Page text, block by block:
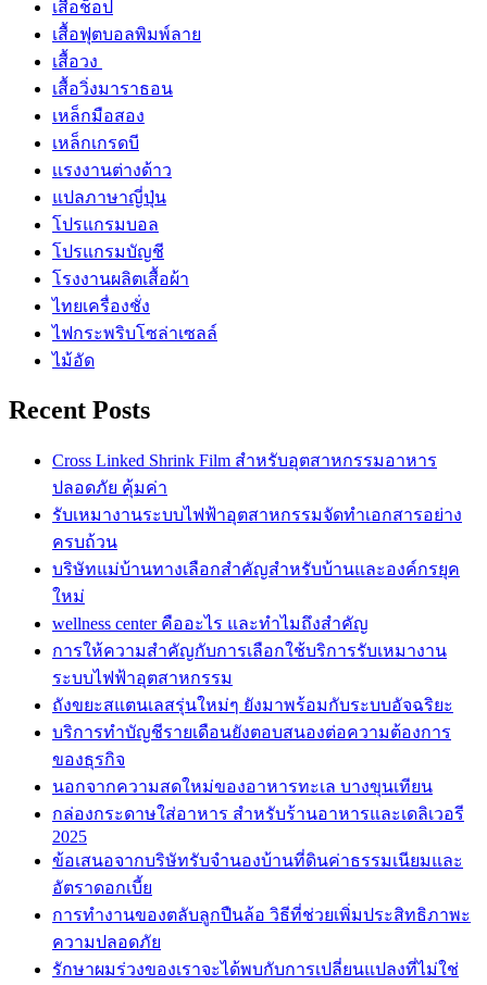
เสื้อช็อป
เสื้อฟุตบอลพิมพ์ลาย
เสื้อวง
เสื้อวิ่งมาราธอน
เหล็กมือสอง
เหล็กเกรดบี
เเรงงานต่างด้าว
แปลภาษาญี่ปุ่น
โปรแกรมบอล
โปรแกรมบัญชี
โรงงานผลิตเสื้อผ้า
ไทยเครื่องชั่ง
ไฟกระพริบโซล่าเซลล์
ไม้อัด
Recent Posts
Cross Linked Shrink Film สำหรับอุตสาหกรรมอาหาร
ปลอดภัย คุ้มค่า
รับเหมางานระบบไฟฟ้าอุตสาหกรรมจัดทำเอกสารอย่าง
ครบถ้วน
บริษัทแม่บ้านทางเลือกสำคัญสำหรับบ้านและองค์กรยุค
ใหม่
wellness center คืออะไร และทำไมถึงสำคัญ
การให้ความสำคัญกับการเลือกใช้บริการรับเหมางาน
ระบบไฟฟ้าอุตสาหกรรม
ถังขยะสแตนเลสรุ่นใหม่ๆ ยังมาพร้อมกับระบบอัจฉริยะ
บริการทำบัญชีรายเดือนยังตอบสนองต่อความต้องการ
ของธุรกิจ
นอกจากความสดใหม่ของอาหารทะเล บางขุนเทียน
กล่องกระดาษใส่อาหาร สำหรับร้านอาหารและเดลิเวอรี
2025
ข้อเสนอจากบริษัทรับจำนองบ้านที่ดินค่าธรรมเนียมและ
อัตราดอกเบี้ย
การทำงานของตลับลูกปืนล้อ วิธีที่ช่วยเพิ่มประสิทธิภาพะ
ความปลอดภัย
รักษาผมร่วงของเราจะได้พบกับการเปลี่ยนแปลงที่ไม่ใช่